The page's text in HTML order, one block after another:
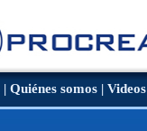
| Quiénes somos | Videos